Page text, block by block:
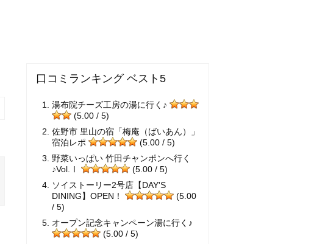
口コミランキング ベスト5
湯布院チーズ工房の湯に行く♪
(5.00 / 5)
佐野市 里山の宿「梅庵（ばいあん）」
宿泊レポ
(5.00 / 5)
野菜いっぱい 竹田チャンポンへ行く
♪Vol.Ⅰ
(5.00 / 5)
ソイストーリー2号店【DAY'S
DINING】OPEN！
(5.00
/ 5)
オープン記念キャンペーン湯に行く♪
(5.00 / 5)